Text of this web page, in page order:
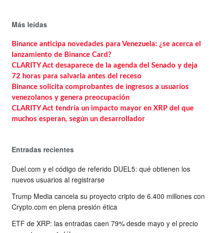
Más leídas
Binance anticipa novedades para Venezuela: ¿se acerca el
lanzamiento de Binance Card?
CLARITY Act desaparece de la agenda del Senado y deja
72 horas para salvarla antes del receso
Binance solicita comprobantes de ingresos a usuarios
venezolanos y genera preocupación
CLARITY Act tendría un impacto mayor en XRP del que
muchos esperan, según un desarrollador
Entradas recientes
Duel.com y el código de referido DUEL5: qué obtienen los
nuevos usuarios al registrarse
Trump Media cancela su proyecto cripto de 6.400 millones con
Crypto.com en plena presión ética
ETF de XRP: las entradas caen 79% desde mayo y el precio